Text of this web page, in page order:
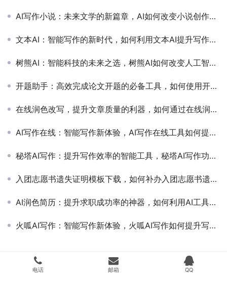
AI写作小说：未来文学的新篇章，AI如何改变小说创作与读者体验
文本AI：智能写作的新时代，如何利用文本AI提升写作效率和质量
树熊AI：智能科技的未来之选，树熊AI如何改变人工智能应用方式
开题助手：高效完成论文开题的必备工具，如何使用开题助手提升论文开题效率
在线润色改写，提升文章质量的利器，如何通过在线润色改写优化你的写作内容
AI写作在线：智能写作新体验，AI写作在线工具如何提升写作效率
秘塔AI写作：提升写作效率的智能工具，秘塔AI写作功能与使用体验详解
入团志愿书遗失证明模板下载，如何补办入团志愿书遗失证明的详细流程
AI润色简历：提升求职成功率的神器，如何利用AI工具高效优化你的简历内容
火呱AI写作：智能写作新体验，火呱AI写作如何提升写作效率与质量
Copyright © 2024 搜遇科技 版权所有湘ICP备20009536号 Powered by
电话 邮箱 QQ